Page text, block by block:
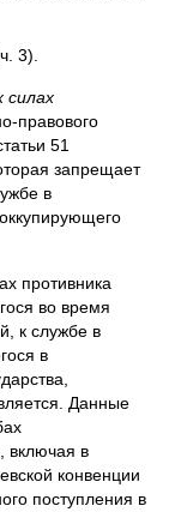
3).
силах
правового
51
запрещает
в
противника
во время
к службе в
в
Данные
включая в
конвенции
поступления в